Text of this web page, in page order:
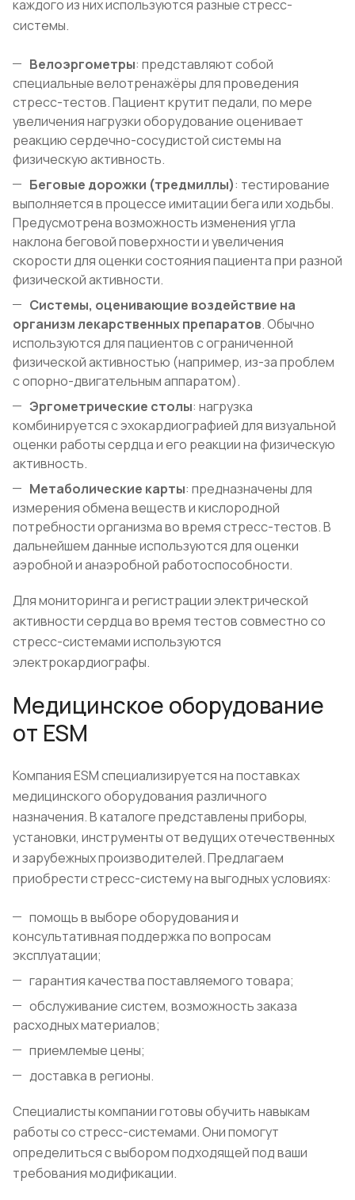
каждого из них используются разные стресс-
системы.
Велоэргометры: представляют собой
специальные велотренажёры для проведения
стресс-тестов. Пациент крутит педали, по мере
увеличения нагрузки оборудование оценивает
реакцию сердечно-сосудистой системы на
физическую активность.
Беговые дорожки (тредмиллы): тестирование
выполняется в процессе имитации бега или ходьбы.
Предусмотрена возможность изменения угла
наклона беговой поверхности и увеличения
скорости для оценки состояния пациента при разной
физической активности.
Системы, оценивающие воздействие на
организм лекарственных препаратов. Обычно
используются для пациентов с ограниченной
физической активностью (например, из-за проблем
с опорно-двигательным аппаратом).
Эргометрические столы: нагрузка
комбинируется с эхокардиографией для визуальной
оценки работы сердца и его реакции на физическую
активность.
Метаболические карты: предназначены для
измерения обмена веществ и кислородной
потребности организма во время стресс-тестов. В
дальнейшем данные используются для оценки
аэробной и анаэробной работоспособности.
Для мониторинга и регистрации электрической
активности сердца во время тестов совместно со
стресс-системами используются
электрокардиографы.
Медицинское оборудование
от ESM
Компания ESM специализируется на поставках
медицинского оборудования различного
назначения. В каталоге представлены приборы,
установки, инструменты от ведущих отечественных
и зарубежных производителей. Предлагаем
приобрести стресс-систему на выгодных условиях:
помощь в выборе оборудования и
консультативная поддержка по вопросам
эксплуатации;
гарантия качества поставляемого товара;
обслуживание систем, возможность заказа
расходных материалов;
приемлемые цены;
доставка в регионы.
Специалисты компании готовы обучить навыкам
работы со стресс-системами. Они помогут
определиться с выбором подходящей под ваши
требования модификации.